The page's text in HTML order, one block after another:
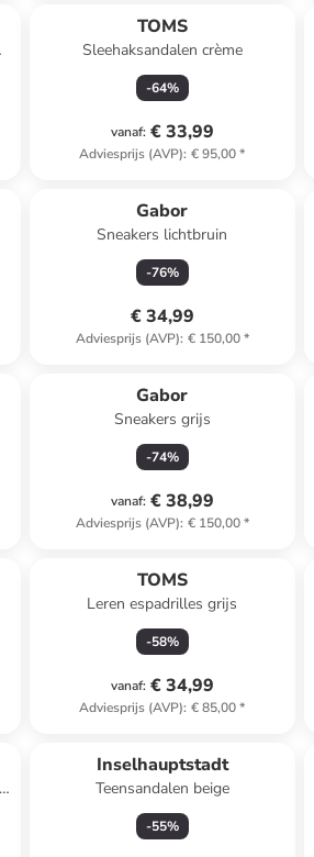
TOMS
Sleehaksandalen crème
-64%
vanaf: € 33,99
Adviesprijs (AVP): € 95,00*
Gabor
Sneakers lichtbruin
-76%
€ 34,99
Adviesprijs (AVP): € 150,00*
Gabor
Sneakers grijs
-74%
vanaf: € 38,99
Adviesprijs (AVP): € 150,00*
TOMS
Leren espadrilles grijs
-58%
vanaf: € 34,99
Adviesprijs (AVP): € 85,00*
Inselhauptstadt
Teensandalen beige
-55%